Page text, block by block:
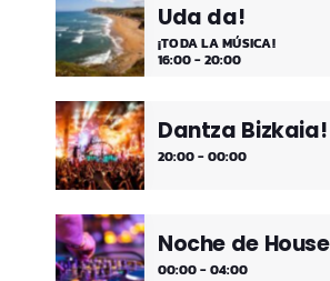
Uda da!
¡TODA LA MÚSICA!
16:00 - 20:00
Dantza Bizkaia!
20:00 - 00:00
Noche de House
00:00 - 04:00